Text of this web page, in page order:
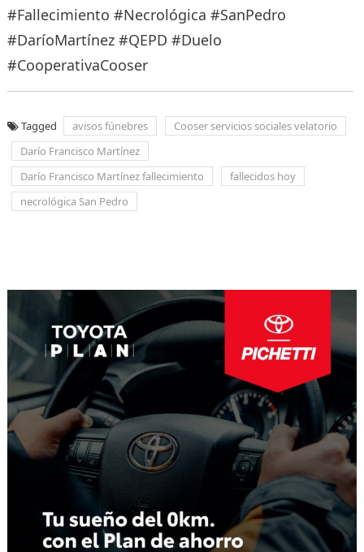
#Fallecimiento #Necrológica #SanPedro
#DaríoMartínez #QEPD #Duelo
#CooperativaCooser
Tagged avisos fúnebres
Cooser servicios sociales velatorio
Darío Francisco Martínez
Darío Francisco Martínez fallecimiento
fallecidos hoy
necrológica San Pedro
entradas